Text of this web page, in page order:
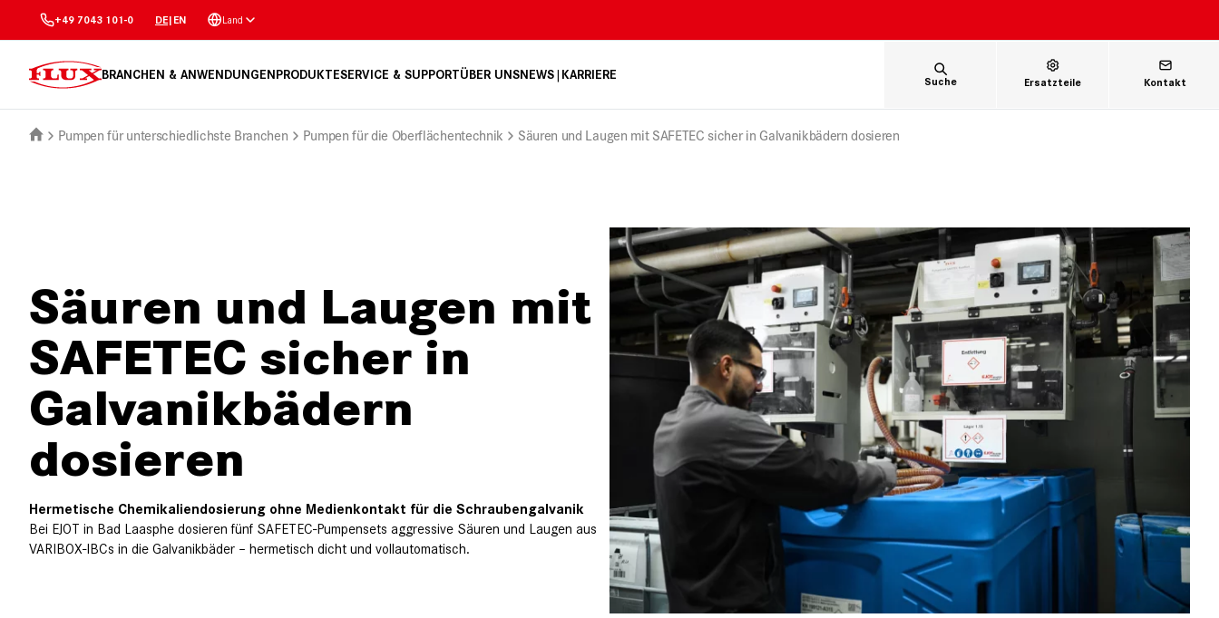
+49 7043 101-0 DE| EN Land
BRANCHEN & ANWENDUNGENPRODUKTESERVICE & SUPPORTÜBER UNSNEWS KARRIERE Suche Ersatzteile Kontakt
Pumpen für unterschiedlichste Branchen Pumpen für die Oberflächentechnik Säuren und Laugen mit SAFETEC sicher in Galvanikbädern dosieren
Säuren und Laugen mit
SAFETEC sicher in
Galvanikbädern
dosieren
Hermetische Chemikaliendosierung ohne Medienkontakt für die Schraubengalvanik
Bei EJOT in Bad Laasphe dosieren fünf SAFETEC-Pumpensets aggressive Säuren und Laugen aus
VARIBOX-IBCs in die Galvanikbäder – hermetisch dicht und vollautomatisch.